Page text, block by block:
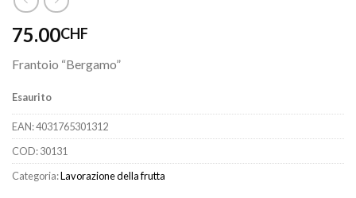
75.00CHF
Frantoio “Bergamo”
Esaurito
EAN:4031765301312
COD:30131
Categoria:Lavorazione della frutta